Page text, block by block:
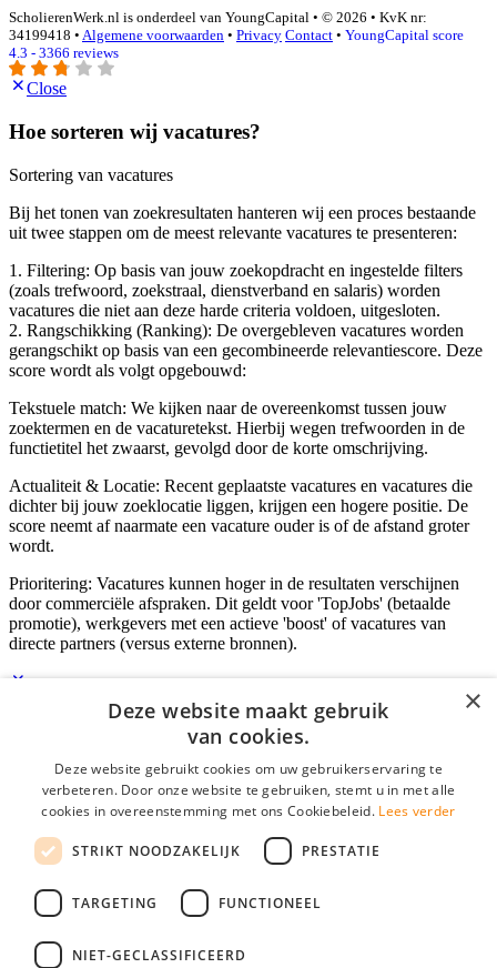
ScholierenWerk.nl is onderdeel van YoungCapital • © 2026 • KvK nr:
34199418 • Algemene voorwaarden • Privacy Contact • YoungCapital score
4.3 - 3366 reviews
Close
Hoe sorteren wij vacatures?
Sortering van vacatures
Bij het tonen van zoekresultaten hanteren wij een proces bestaande
uit twee stappen om de meest relevante vacatures te presenteren:
1. Filtering: Op basis van jouw zoekopdracht en ingestelde filters
(zoals trefwoord, zoekstraal, dienstverband en salaris) worden
vacatures die niet aan deze harde criteria voldoen, uitgesloten.
2. Rangschikking (Ranking): De overgebleven vacatures worden
gerangschikt op basis van een gecombineerde relevantiescore. Deze
score wordt als volgt opgebouwd:
Tekstuele match: We kijken naar de overeenkomst tussen jouw
zoektermen en de vacaturetekst. Hierbij wegen trefwoorden in de
functietitel het zwaarst, gevolgd door de korte omschrijving.
Actualiteit & Locatie: Recent geplaatste vacatures en vacatures die
dichter bij jouw zoeklocatie liggen, krijgen een hogere positie. De
score neemt af naarmate een vacature ouder is of de afstand groter
wordt.
Prioritering: Vacatures kunnen hoger in de resultaten verschijnen
door commerciële afspraken. Dit geldt voor 'TopJobs' (betaalde
promotie), werkgevers met een actieve 'boost' of vacatures van
directe partners (versus externe bronnen).
Inloggen als bedrijf
E-mail*
Wachtwoord
login gegevens onthouden
login
Bedrijf aanmelden
×
Deze website maakt gebruik
van cookies.
Deze website gebruikt cookies om uw gebruikerservaring te
verbeteren. Door onze website te gebruiken, stemt u in met alle
cookies in overeenstemming met ons Cookiebeleid. Lees verder
STRIKT NOODZAKELIJK PRESTATIE
TARGETING FUNCTIONEEL
NIET-GECLASSIFICEERD